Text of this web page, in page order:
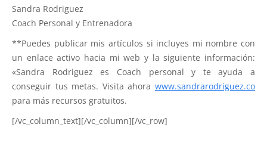
Sandra Rodriguez
Coach Personal y Entrenadora
**Puedes publicar mis artículos si incluyes mi nombre con
un enlace activo hacia mi web y la siguiente información:
«Sandra Rodriguez es Coach personal y te ayuda a
conseguir tus metas. Visita ahora www.sandrarodriguez.co
para más recursos gratuitos.
[/vc_column_text][/vc_column][/vc_row]